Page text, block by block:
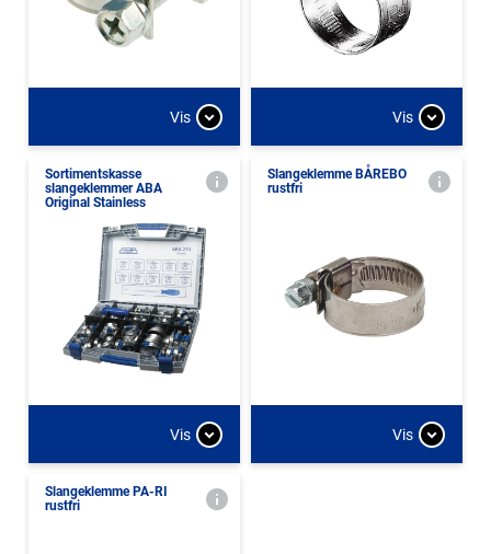
Vis Vis
Sortimentskasse
slangeklemmer ABA
Original Stainless
Vis
Slangeklemme BÅREBO
rustfri
Vis
Slangeklemme PA-RI
rustfri